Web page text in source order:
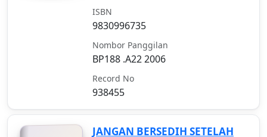
ISBN
9830996735
Nombor Panggilan
BP188 .A22 2006
Record No
938455
JANGAN BERSEDIH SETELAH